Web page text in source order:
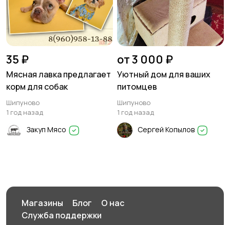
35 ₽
Мясная лавка предлагает
корм для собак
Шипуново
1 год назад
Закуп Мясо
от 3 000 ₽
Уютный дом для ваших
питомцев
Шипуново
1 год назад
Сергей Копылов
Магазины Блог
О нас
Служба поддержки